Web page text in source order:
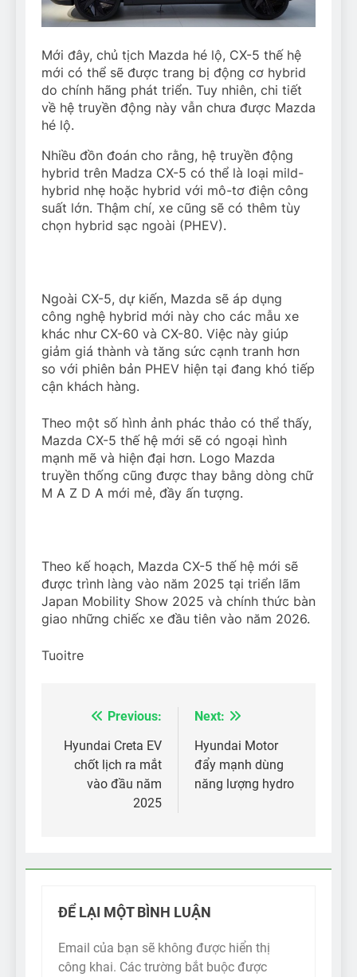
Mới đây, chủ tịch Mazda hé lộ, CX-5 thế hệ
mới có thể sẽ được trang bị động cơ hybrid
do chính hãng phát triển. Tuy nhiên, chi tiết
về hệ truyền động này vẫn chưa được Mazda
hé lộ.
Nhiều đồn đoán cho rằng, hệ truyền động
hybrid trên Madza CX-5 có thể là loại mild-
hybrid nhẹ hoặc hybrid với mô-tơ điện công
suất lớn. Thậm chí, xe cũng sẽ có thêm tùy
chọn hybrid sạc ngoài (PHEV).
Ngoài CX-5, dự kiến, Mazda sẽ áp dụng
công nghệ hybrid mới này cho các mẫu xe
khác như CX-60 và CX-80. Việc này giúp
giảm giá thành và tăng sức cạnh tranh hơn
so với phiên bản PHEV hiện tại đang khó tiếp
cận khách hàng.
Theo một số hình ảnh phác thảo có thể thấy,
Mazda CX-5 thế hệ mới sẽ có ngoại hình
mạnh mẽ và hiện đại hơn. Logo Mazda
truyền thống cũng được thay bằng dòng chữ
M A Z D A mới mẻ, đầy ấn tượng.
Theo kế hoạch, Mazda CX-5 thế hệ mới sẽ
được trình làng vào năm 2025 tại triển lãm
Japan Mobility Show 2025 và chính thức bàn
giao những chiếc xe đầu tiên vào năm 2026.
Tuoitre
Điều
hướng
Previous:
Hyundai Creta EV
chốt lịch ra mắt
vào đầu năm
2025
Next:
Hyundai Motor
đẩy mạnh dùng
năng lượng hydro
ĐỂ LẠI MỘT BÌNH LUẬN
Email của bạn sẽ không được hiển thị
công khai. Các trường bắt buộc được